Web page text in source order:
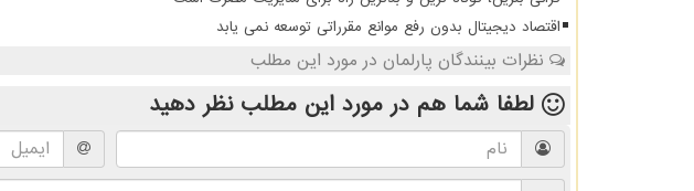
اقتصاد دیجیتال بدون رفع موانع مقرراتی توسعه نمی یابد
نظرات بینندگان پارلمان در مورد این مطلب
لطفا شما هم در مورد این مطلب نظر دهید